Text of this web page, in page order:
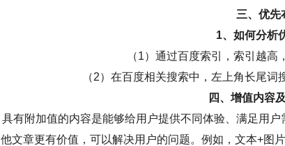
三、优先
1、如何分析
（1）通过百度索引，索引越
（2）在百度相关搜索中，左上角长尾词
四、增值内容
具有附加值的内容是能够给用户提供不同体验、满足用
他文章更有价值，可以解决用户的问题。例如，文本+图